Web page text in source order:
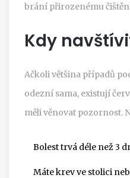
brání přirozenému
Kdy
Ačkoli většina případů
odezní sama, existují
měli věnovat pozornost.
Bolest trvá déle než 3
Máte krev ve stolici